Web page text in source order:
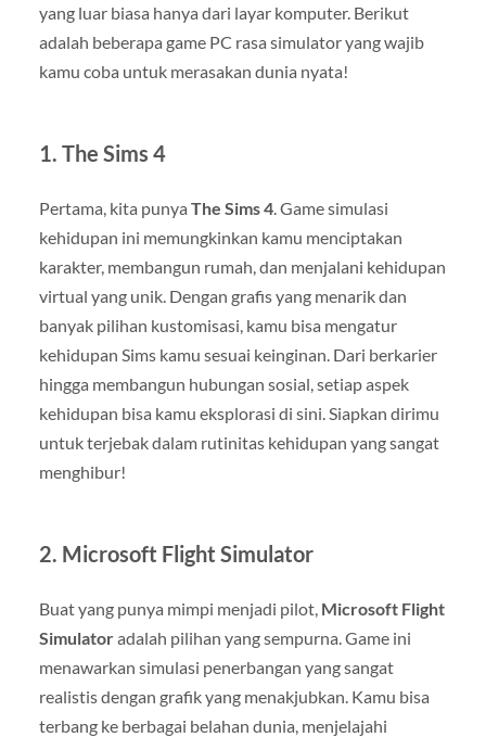
yang luar biasa hanya dari layar komputer. Berikut
adalah beberapa game PC rasa simulator yang wajib
kamu coba untuk merasakan dunia nyata!
1. The Sims 4
Pertama, kita punya The Sims 4. Game simulasi
kehidupan ini memungkinkan kamu menciptakan
karakter, membangun rumah, dan menjalani kehidupan
virtual yang unik. Dengan grafis yang menarik dan
banyak pilihan kustomisasi, kamu bisa mengatur
kehidupan Sims kamu sesuai keinginan. Dari berkarier
hingga membangun hubungan sosial, setiap aspek
kehidupan bisa kamu eksplorasi di sini. Siapkan dirimu
untuk terjebak dalam rutinitas kehidupan yang sangat
menghibur!
2. Microsoft Flight Simulator
Buat yang punya mimpi menjadi pilot, Microsoft Flight
Simulatoradalah pilihan yang sempurna. Game ini
menawarkan simulasi penerbangan yang sangat
realistis dengan grafik yang menakjubkan. Kamu bisa
terbang ke berbagai belahan dunia, menjelajahi